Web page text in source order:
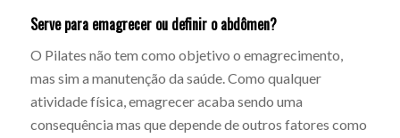
Serve para emagrecer ou definir o abdômen?
O Pilates não tem como objetivo o emagrecimento,
mas sim a manutenção da saúde. Como qualquer
atividade física, emagrecer acaba sendo uma
consequência mas que depende de outros fatores como